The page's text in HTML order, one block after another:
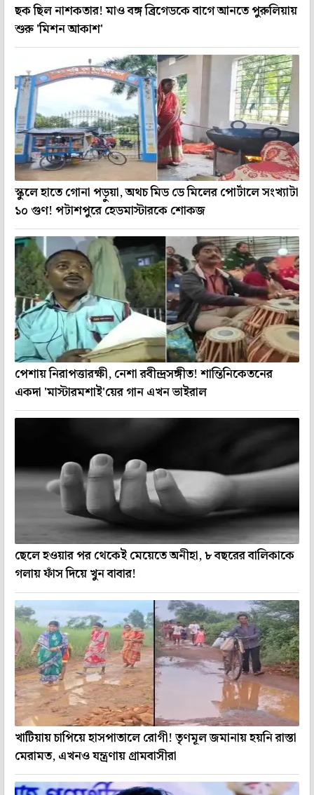
ছক ছিল নাশকতার! মাও বঙ্গ ব্রিগেডকে বাগে আনতে পুরুলিয়ায়
শুরু 'মিশন আকাশ'
স্কুলে হাতে গোনা পড়ুয়া, অথচ মিড ডে মিলের পোর্টালে সংখ্যাটা
১০ গুণ! পটাশপুরে হেডমাস্টারকে শোকজ
পেশায় নিরাপত্তারক্ষী, নেশা রবীন্দ্রসঙ্গীত! শান্তিনিকেতনের
একদা 'মাস্টারমশাই'য়ের গান এখন ভাইরাল
ছেলে হওয়ার পর থেকেই মেয়েতে অনীহা, ৮ বছরের বালিকাকে
গলায় ফাঁস দিয়ে খুন বাবার!
খাটিয়ায় চাপিয়ে হাসপাতালে রোগী! তৃণমূল জমানায় হয়নি রাস্তা
মেরামত, এখনও যন্ত্রণায় গ্রামবাসীরা